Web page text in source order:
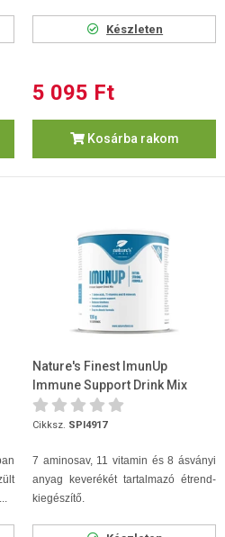
Készleten
5 095 Ft
Kosárba rakom
Nature's Finest ImunUp
Immune Support Drink Mix
120g
Cikksz. SPI4917
7 aminosav, 11 vitamin és 8 ásványi
anyag keverékét tartalmazó étrend-
kiegészítő.